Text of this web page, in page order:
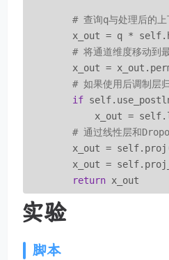
# 查询q与处理后的上
x_out = q *
# 将通道维度移动到
x_out =
# 如果使用后调制层
if
x_out
# 通过线性层和
x_out =
x_out =
return x_out
实验
脚本